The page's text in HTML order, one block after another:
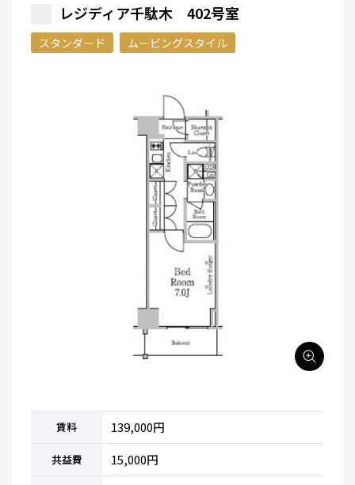
レジディア千駄木 402号室
スタンダード ムービングスタイル
賃料 139,000円
共益費 15,000円